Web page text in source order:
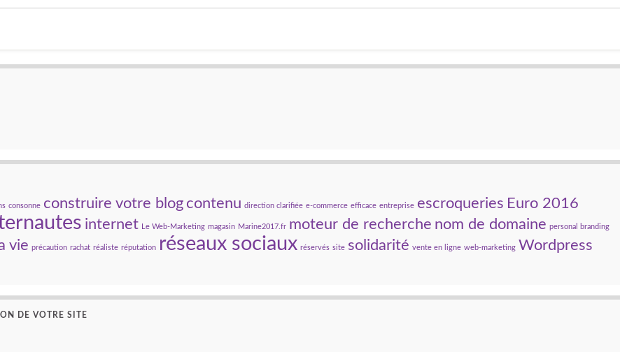
consonne construire votre blog contenu direction clarifiée e-commerce efficace entreprise escroqueries Euro 2016
internet Le Web-Marketing magasin Marine2017.fr moteur de recherche nom de domaine personal branding
vie précaution rachat réaliste réputation réseaux sociaux réservés site solidarité vente en ligne web-marketing Wordpress
DE VOTRE SITE